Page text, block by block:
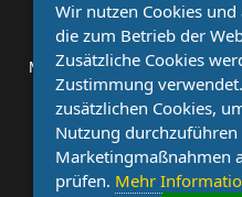
News
DAZN
Möchten Sie, dass auch Ihr
sind Sie bei uns genau
kostenlose Kooperation.
Sportnachrichten
Wir nutzen Cookies
die zum Betrieb der
Zusätzliche Cookies
Zustimmung
zusätzlichen Cookies,
Nutzung durchzuführen
Marketingmaßnahmen
prüfen. Mehr